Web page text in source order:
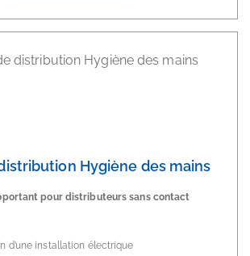
Hygiène des mains
pour distributeurs sans contact
d’une installation électrique